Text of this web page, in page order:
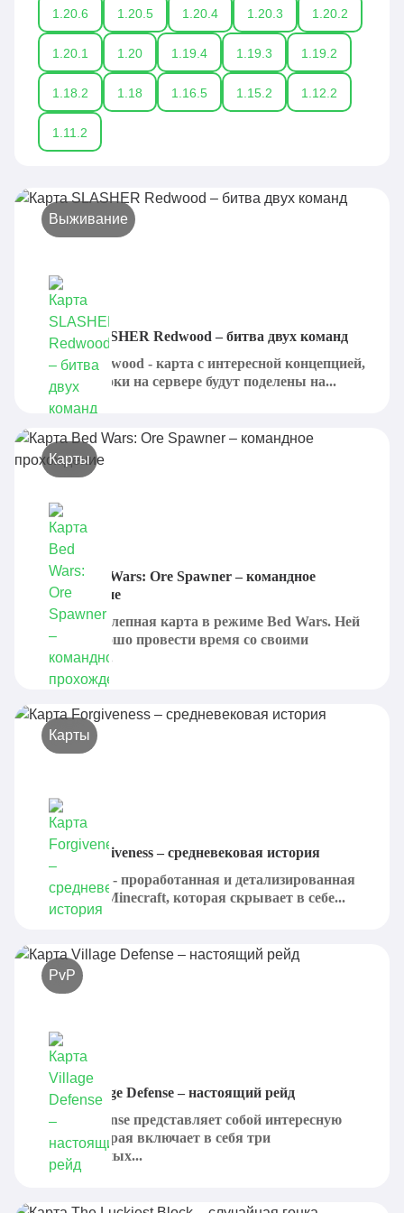
1.20.6 1.20.5 1.20.4 1.20.3 1.20.2
1.20.1 1.20 1.19.4 1.19.3 1.19.2
1.18.2 1.18 1.16.5 1.15.2 1.12.2
1.11.2
Выживание
Карта SLASHER Redwood – битва двух команд
Slasher Redwood - карта с интересной концепцией,
где все игроки на сервере будут поделены на...
Карты
Карта Bed Wars: Ore Spawner – командное
прохождение
Это великолепная карта в режиме Bed Wars. Ней
можно хорошо провести время со своими
друзьями....
Карты
Карта Forgiveness – средневековая история
Forgiveness - проработанная и детализированная
карта для Minecraft, которая скрывает в себе...
PvP
Карта Village Defense – настоящий рейд
Village Defense представляет собой интересную
карту, которая включает в себя три
миниатюрных...